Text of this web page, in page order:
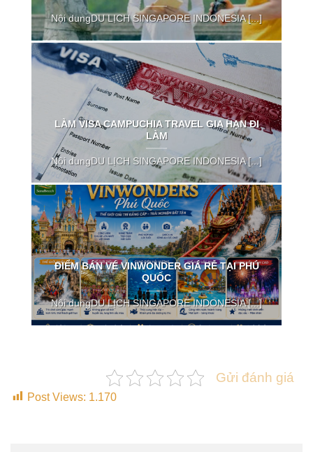
Nội dungDU LỊCH SINGAPORE INDONESIA [...]
LÀM VISA CAMPUCHIA TRAVEL GIA HẠN ĐI
LÀM
Nội dungDU LỊCH SINGAPORE INDONESIA [...]
ĐIỂM BÁN VÉ VINWONDER GIÁ RẺ TẠI PHÚ
QUỐC
Nội dungDU LỊCH SINGAPORE INDONESIA [...]
Gửi đánh giá
Post Views: 1.170